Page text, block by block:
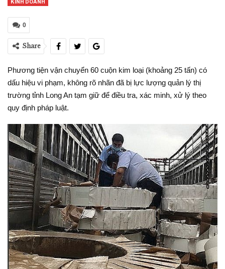
KINH DOANH
0
Share
Phương tiện vận chuyển 60 cuộn kim loại (khoảng 25 tấn) có
dấu hiệu vi phạm, không rõ nhãn đã bị lực lượng quản lý thị
trường tỉnh Long An tạm giữ để điều tra, xác minh, xử lý theo
quy định pháp luật.